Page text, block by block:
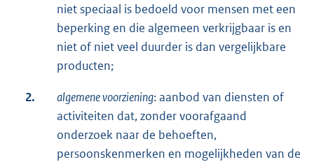
niet speciaal is bedoeld voor mensen met een
beperking en die algemeen verkrijgbaar is en
niet of niet veel duurder is dan vergelijkbare
producten;
2. algemene voorziening: aanbod van diensten of
activiteiten dat, zonder voorafgaand
onderzoek naar de behoeften,
persoonskenmerken en mogelijkheden van de